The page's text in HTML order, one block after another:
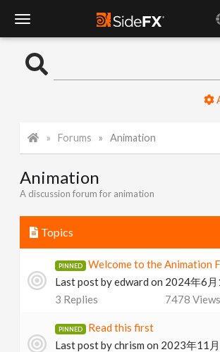
o
l
e
Forums Animation
Animation
A discussion forum for animation
Topics
Welcome to the Animation
Last post byedward on 2024年6
3 Replies 7478 Views
Read this first
Last post bychrism on 2023年11